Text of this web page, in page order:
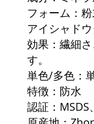
フォーム：
アイシャド
効果：繊細
す。
単色/多色：
特徴：防水
認証：MSDS